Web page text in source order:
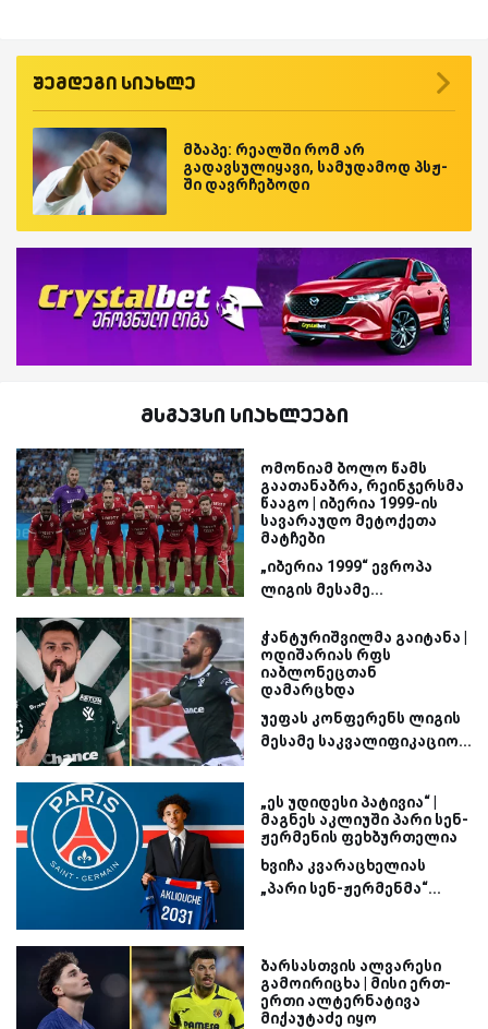
შემდეგი სიახლე
მბაპე: რეალში რომ არ
გადავსულიყავი, სამუდამოდ პსჟ-
ში დავრჩებოდი
მსგავსი სიახლეები
ომონიამ ბოლო წამს
გაათანაბრა, რეინჯერსმა
წააგო | იბერია 1999-ის
სავარაუდო მეტოქეთა
მატჩები
„იბერია 1999“ ევროპა
ლიგის მესამე...
ჭანტურიშვილმა გაიტანა |
ოდიშარიას რფს
იაბლონეცთან
დამარცხდა
უეფას კონფერენს ლიგის
მესამე საკვალიფიკაციო...
„ეს უდიდესი პატივია“ |
მაგნეს აკლიუში პარი სენ-
ჟერმენის ფეხბურთელია
ხვიჩა კვარაცხელიას
„პარი სენ-ჟერმენმა“...
ბარსასთვის ალვარესი
გამოირიცხა | მისი ერთ-
ერთი ალტერნატივა
მიქაუტაძე იყო